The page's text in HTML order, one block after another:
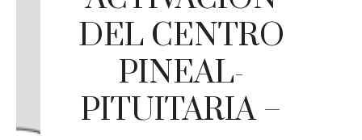
DEL CENTRO
PINEAL-
PITUITARIA –